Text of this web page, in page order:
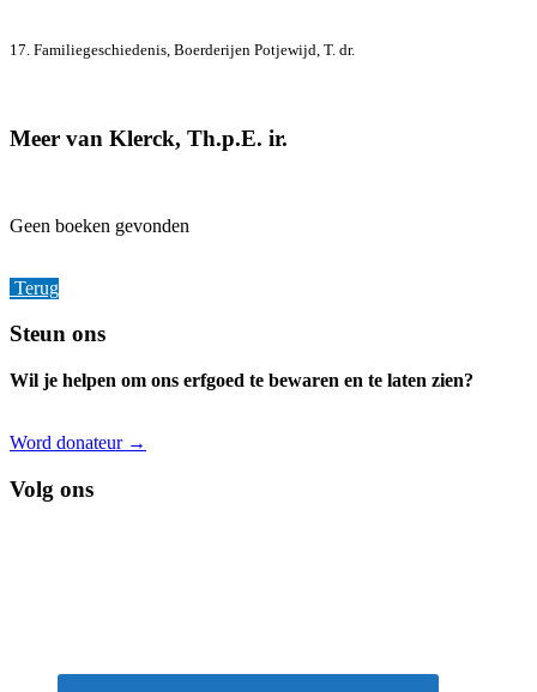
17. Familiegeschiedenis, Boerderijen Potjewijd, T. dr.
Meer van Klerck, Th.p.E. ir.
Geen boeken gevonden
Terug
Footer
Steun ons
Wil je helpen om ons erfgoed te bewaren en te laten zien?
Word donateur →
Volg ons